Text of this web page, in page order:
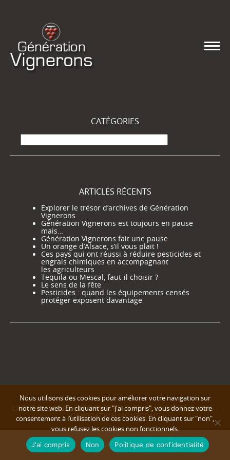
CATÉGORIES
Catégories
ARTICLES RÉCENTS
Explorer le trésor d’archives de Génération
Vignerons
Génération Vignerons est toujours en pause
mais…
Génération Vignerons fait une pause
Un orange d’Alsace, s’il vous plait !
Ces pays qui ont réussi à réduire pesticides et
engrais chimiques en accompagnant
les agriculteurs
Tequila ou Mescal, faut-il choisir ?
Le sens de la fête
Pesticides : quand les équipements censés
protéger exposent davantage
L'ABUS D'ALCOOL EST DANGEREUX POUR LA SANTÉ © 2025 -
GENERATION VIGNERONS
Nous utilisons des cookies pour améliorer votre navigation sur
notre site web. En cliquant sur "j'ai compris", vous donnez votre
consentement à l’utilisation de ces cookies. En cliquant sur "non",
vous refusez les cookies non fonctionnels.
J'ai compris Non Politique de confidentialité